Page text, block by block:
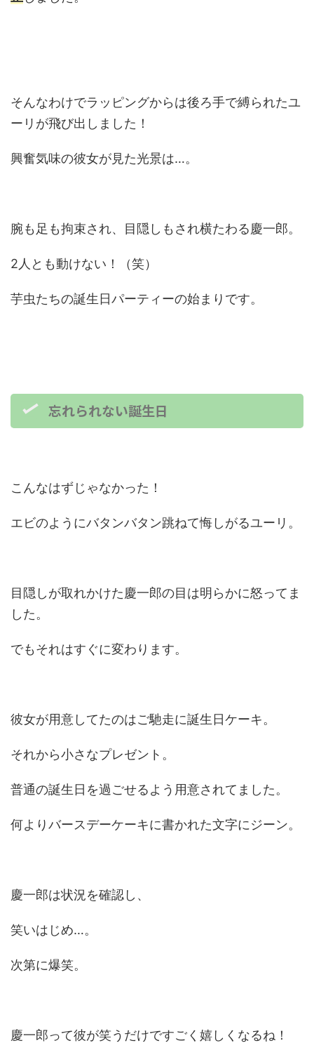
そんなわけでラッピングからは後ろ手で縛られたユ
ーリが飛び出しました！
興奮気味の彼女が見た光景は…。
腕も足も拘束され、目隠しもされ横たわる慶一郎。
2人とも動けない！（笑）
芋虫たちの誕生日パーティーの始まりです。
忘れられない誕生日
こんなはずじゃなかった！
エビのようにバタンバタン跳ねて悔しがるユーリ。
目隠しが取れかけた慶一郎の目は明らかに怒ってま
した。
でもそれはすぐに変わります。
彼女が用意してたのはご馳走に誕生日ケーキ。
それから小さなプレゼント。
普通の誕生日を過ごせるよう用意されてました。
何よりバースデーケーキに書かれた文字にジーン。
慶一郎は状況を確認し、
笑いはじめ…。
次第に爆笑。
慶一郎って彼が笑うだけですごく嬉しくなるね！